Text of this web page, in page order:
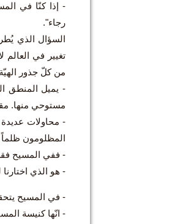
- إذا كنّا في
رجاء".
السؤال الذي
تغيير في
من كلّ جذور
- يميل المنطق
مستوحي منها.
- محاولات عديدة
المظلومون ظلماً
- ففي المسيح
- هو الذي
- في المسيح
- انّها كنيسة